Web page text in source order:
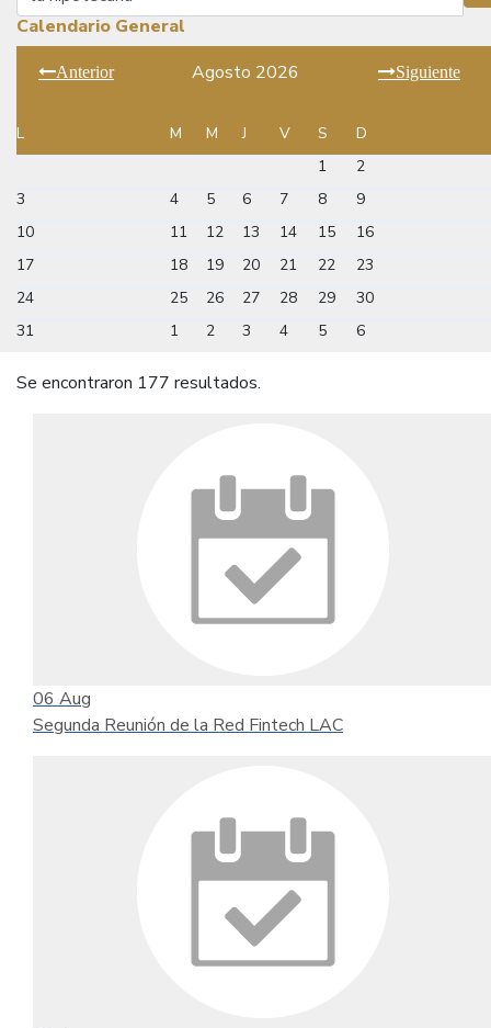
Calendario General
Anterior Agosto 2026 Siguiente
L M M J V S
D
1
2
3
4 5 6 7 8
9
10
11 12 13 14 15
16
17
18 19 20 21 22
23
24
25 26 27 28 29
30
31
1 2 3 4 5 6
Se encontraron 177 resultados.
06 Aug
Segunda Reunión de la Red Fintech LAC